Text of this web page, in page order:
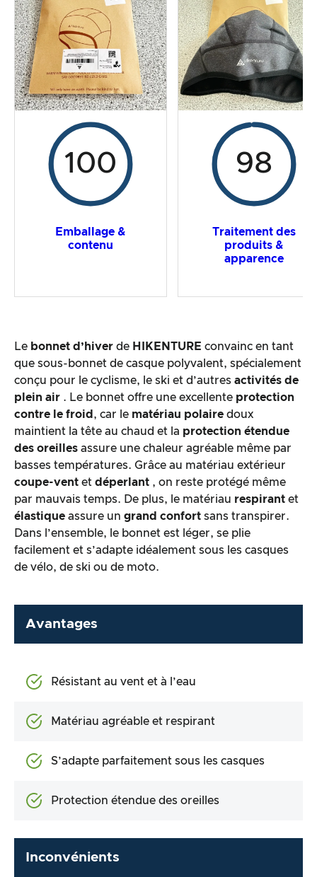
Rapport qualité/prix
Résultat global
100
Emballage &
contenu
98
Traitement des
produits &
apparence
Le bonnet d’hiver de HIKENTURE convainc en tant
que sous-bonnet de casque polyvalent, spécialement
conçu pour le cyclisme, le ski et d’autres activités de
plein air . Le bonnet offre une excellente protection
contre le froid , car le matériau polaire doux
maintient la tête au chaud et la protection étendue
des oreilles assure une chaleur agréable même par
basses températures. Grâce au matériau extérieur
coupe-vent et déperlant , on reste protégé même
par mauvais temps. De plus, le matériau respirant et
élastique assure un grand confort sans transpirer.
Dans l’ensemble, le bonnet est léger, se plie
facilement et s’adapte idéalement sous les casques
de vélo, de ski ou de moto.
Avantages
Résistant au vent et à l’eau
Matériau agréable et respirant
S’adapte parfaitement sous les casques
Protection étendue des oreilles
Inconvénients